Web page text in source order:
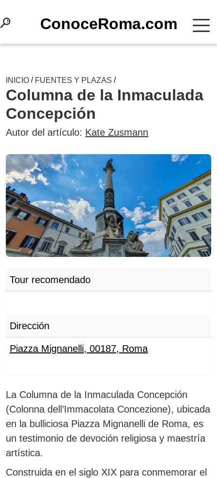
СonoceRoma.com
INICIO / FUENTES Y PLAZAS /
Columna de la Inmaculada
Concepción
Autor del artículo: Kate Zusmann
Tour recomendado
Dirección
Piazza Mignanelli, 00187, Roma
La Columna de la Inmaculada Concepción
(Colonna dell’Immacolata Concezione), ubicada
en la bulliciosa Piazza Mignanelli de Roma, es
un testimonio de devoción religiosa y maestría
artística.
Construida en el siglo XIX para conmemorar el